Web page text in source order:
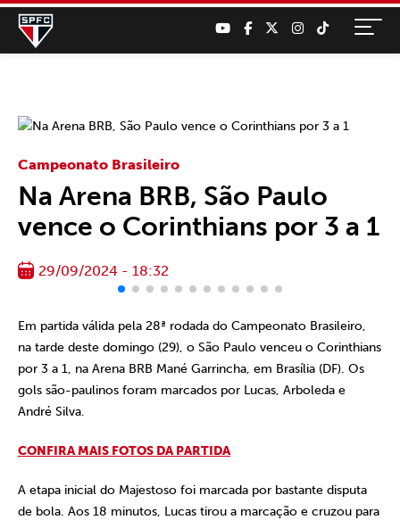
Campeonato Brasileiro
Na Arena BRB, São Paulo
vence o Corinthians por 3 a 1
29/09/2024 - 18:32
Em partida válida pela 28ª rodada do Campeonato Brasileiro,
na tarde deste domingo (29), o São Paulo venceu o Corinthians
por 3 a 1, na Arena BRB Mané Garrincha, em Brasília (DF). Os
gols são-paulinos foram marcados por Lucas, Arboleda e
André Silva.
CONFIRA MAIS FOTOS DA PARTIDA
A etapa inicial do Majestoso foi marcada por bastante disputa
de bola. Aos 18 minutos, Lucas tirou a marcação e cruzou para